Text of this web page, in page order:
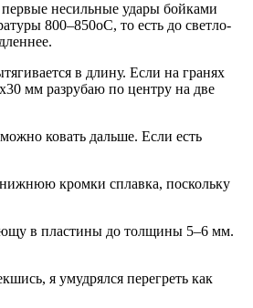
несильные удары бойками
800–850оС, то есть до светло-
в длину. Если на гранях
мм разрубаю по центру на две
ковать дальше. Если есть
кромки сплавка, поскольку
в пластины до толщины 5–6 мм.
я умудрялся перегреть как